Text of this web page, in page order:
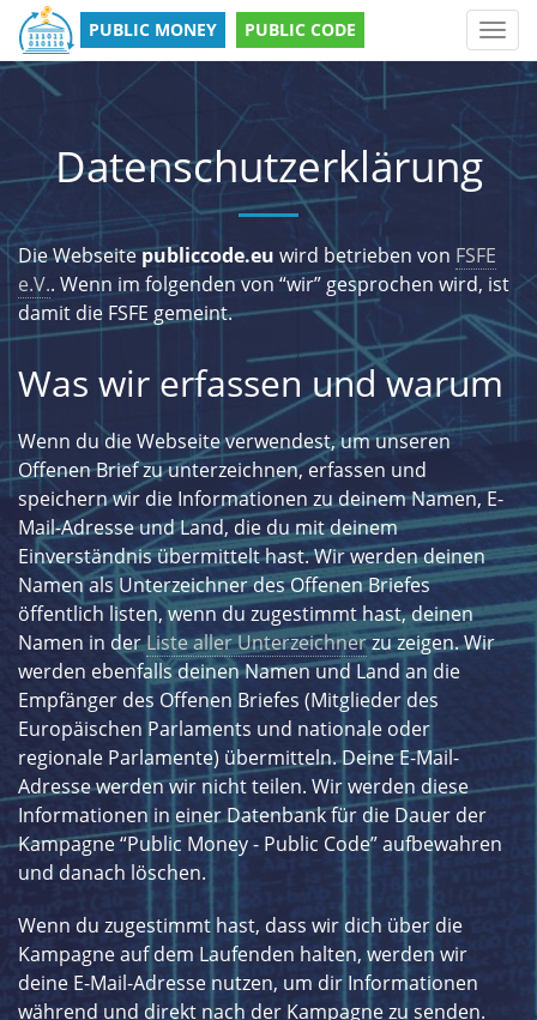
PUBLIC MONEY PUBLIC CODE
Datenschutzerklärung
Die Webseitepubliccode.eu wird betrieben von FSFE
e.V.. Wenn im folgenden von “wir” gesprochen wird, ist
damit die FSFE gemeint.
Was wir erfassen und warum
Wenn du die Webseite verwendest, um unseren
Offenen Brief zu unterzeichnen, erfassen und
speichern wir die Informationen zu deinem Namen, E-
Mail-Adresse und Land, die du mit deinem
Einverständnis übermittelt hast. Wir werden deinen
Namen als Unterzeichner des Offenen Briefes
öffentlich listen, wenn du zugestimmt hast, deinen
Namen in derListe aller Unterzeichnerzu zeigen. Wir
werden ebenfalls deinen Namen und Land an die
Empfänger des Offenen Briefes (Mitglieder des
Europäischen Parlaments und nationale oder
regionale Parlamente) übermitteln. Deine E-Mail-
Adresse werden wir nicht teilen. Wir werden diese
Informationen in einer Datenbank für die Dauer der
Kampagne “Public Money - Public Code” aufbewahren
und danach löschen.
Wenn du zugestimmt hast, dass wir dich über die
Kampagne auf dem Laufenden halten, werden wir
deine E-Mail-Adresse nutzen, um dir Informationen
während und direkt nach der Kampagne zu senden.